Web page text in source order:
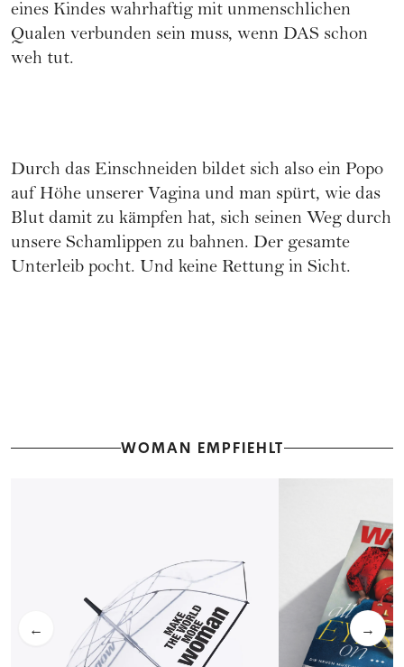
eines Kindes wahrhaftig mit unmenschlichen
Qualen verbunden sein muss, wenn DAS schon
weh tut.
Durch das Einschneiden bildet sich also ein Popo
auf Höhe unserer Vagina und man spürt, wie das
Blut damit zu kämpfen hat, sich seinen Weg durch
unsere Schamlippen zu bahnen. Der gesamte
Unterleib pocht. Und keine Rettung in Sicht.
WOMAN EMPFIEHLT
← →